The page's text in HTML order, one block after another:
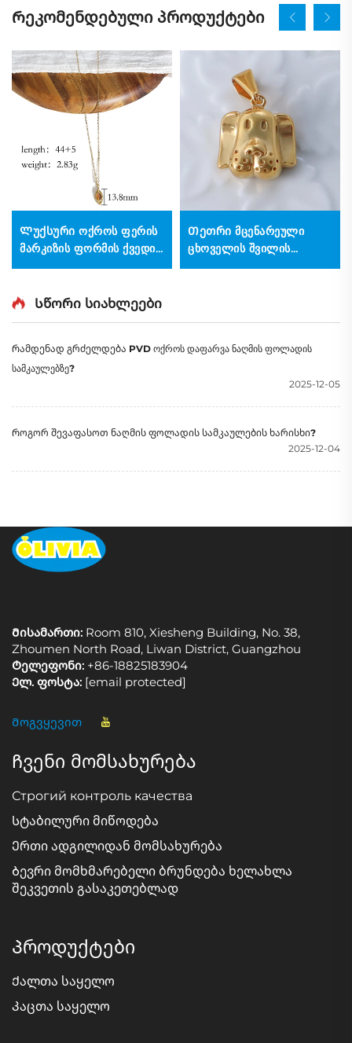
Რეკომენდებული პროდუქტები
Ლუქსური ოქროს ფერის
მარკიზის ფორმის ქვედით
ტიგრის თვალის
ბრელოკი ყელზე
Თეთრი მცენარეული
ცხოველის შვილის
ჯვარსახური, მისაღები
Სწორი სიახლეები
Რამდენად გრძელდება PVD ოქროს დაფარვა ნაღმის ფოლადის
სამკაულებზე?
2025-12-05
Როგორ შევაფასოთ ნაღმის ფოლადის სამკაულების ხარისხი?
2025-12-04
Მისამართი: Room 810, Xiesheng Building, No. 38,
Zhoumen North Road, Liwan District, Guangzhou
Ტელეფონი: +86-18825183904
Ელ. ფოსტა: [email protected]
Მოგვყევით
Ჩვენი მომსახურება
Строгий контроль качества
Სტაბილური მიწოდება
Ერთი ადგილიდან მომსახურება
Ბევრი მომხმარებელი ბრუნდება ხელახლა
შეკვეთის გასაკეთებლად
Პროდუქტები
Ქალთა საყელო
Კაცთა საყელო